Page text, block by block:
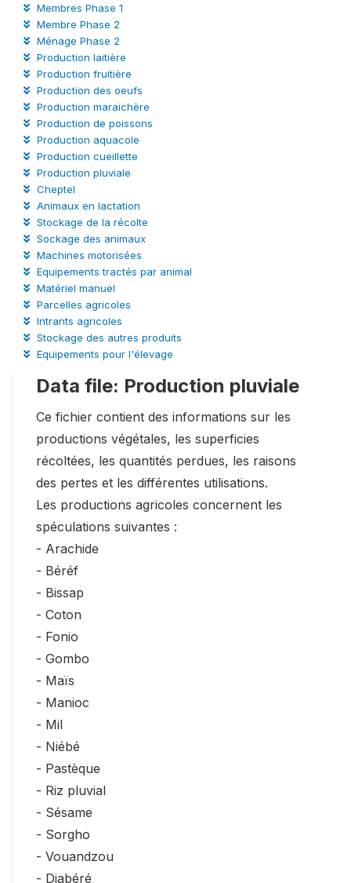
Membres Phase 1
Membre Phase 2
Ménage Phase 2
Production laitière
Production fruitière
Production des oeufs
Production maraichère
Production de poissons
Production aquacole
Production cueillette
Production pluviale
Cheptel
Animaux en lactation
Stockage de la récolte
Sockage des animaux
Machines motorisées
Equipements tractés par animal
Matériel manuel
Parcelles agricoles
Intrants agricoles
Stockage des autres produits
Equipements pour l'élevage
Data file: Production pluviale
Ce fichier contient des informations sur les
productions végétales, les superficies
récoltées, les quantités perdues, les raisons
des pertes et les différentes utilisations.
Les productions agricoles concernent les
spéculations suivantes :
- Arachide
- Béréf
- Bissap
- Coton
- Fonio
- Gombo
- Maïs
- Manioc
- Mil
- Niébé
- Pastèque
- Riz pluvial
- Sésame
- Sorgho
- Vouandzou
- Djabéré